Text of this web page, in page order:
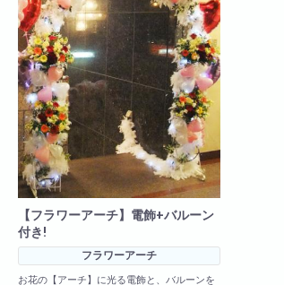
【フラワーアーチ】電飾+バルーン
付き!
フラワーアーチ
お花の【アーチ】に光る電飾と、バルーンを